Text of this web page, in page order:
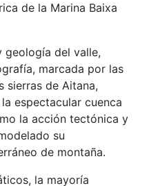
de la Marina Baixa
geología del valle,
marcada por las
sierras de Aitana,
espectacular cuenca
la acción tectónica y
su
de montaña.
la mayoría